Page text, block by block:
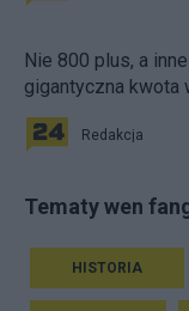
Nie 800 plus, a
gigantyczna kwota
Redakcja
Tematy wen
HISTORIA